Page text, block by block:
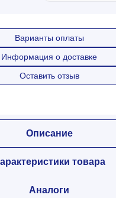
Варианты оплаты
Информация о доставке
Оставить отзыв
Описание
товара
Аналоги